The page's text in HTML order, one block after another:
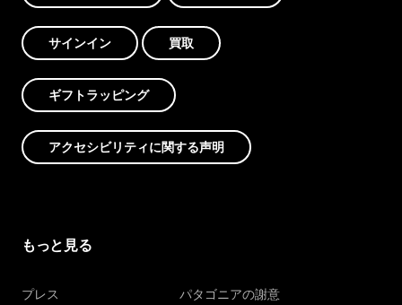
サインイン 買取
ギフトラッピング
アクセシビリティに関する声明
もっと見る
プレス パタゴニアの謝意